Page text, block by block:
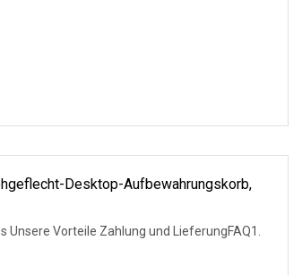
Desktop-Aufbewahrungskorb,
Vorteile Zahlung und LieferungFAQ1.